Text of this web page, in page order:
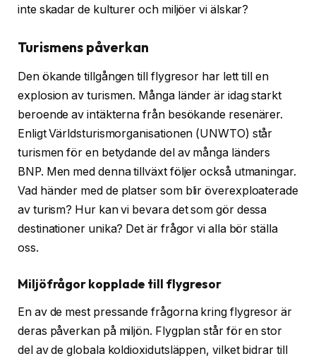
inte skadar de kulturer och miljöer vi älskar?
Turismens påverkan
Den ökande tillgången till flygresor har lett till en
explosion av turismen. Många länder är idag starkt
beroende av intäkterna från besökande resenärer.
Enligt Världsturismorganisationen (UNWTO) står
turismen för en betydande del av många länders
BNP. Men med denna tillväxt följer också utmaningar.
Vad händer med de platser som blir överexploaterade
av turism? Hur kan vi bevara det som gör dessa
destinationer unika? Det är frågor vi alla bör ställa
oss.
Miljöfrågor kopplade till flygresor
En av de mest pressande frågorna kring flygresor är
deras påverkan på miljön. Flygplan står för en stor
del av de globala koldioxidutsläppen, vilket bidrar till